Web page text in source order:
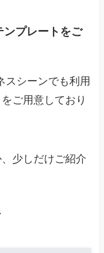
ンプレートをご
スシーンでも利用
ご用意しており
少しだけご紹介